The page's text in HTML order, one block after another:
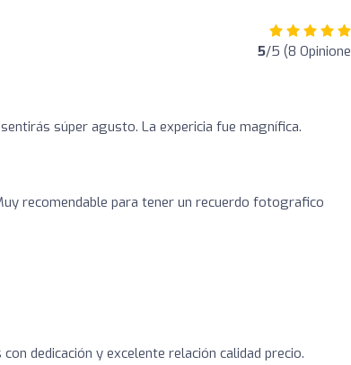
5/5 (8
súper agusto. La expericia fue magnífica.
recomendable para tener un recuerdo fotografico
dedicación y excelente relación calidad precio.